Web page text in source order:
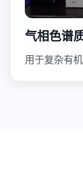
气相色谱
用于复杂有